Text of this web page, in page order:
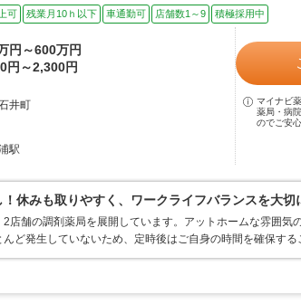
可 残業月10ｈ以下 車通勤可 店舗数1～9 積極採用中
円～600万円
円～2,300円
井町
駅
マイナビ
薬局・病
のでご安
休みも取りやすく、ワークライフバランスを大切
2店舗の調剤薬局を展開しています。アットホームな雰囲気
んど発生していないため、定時後はご自身の時間を確保す